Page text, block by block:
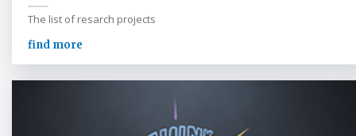
The list of resarch projects
find more